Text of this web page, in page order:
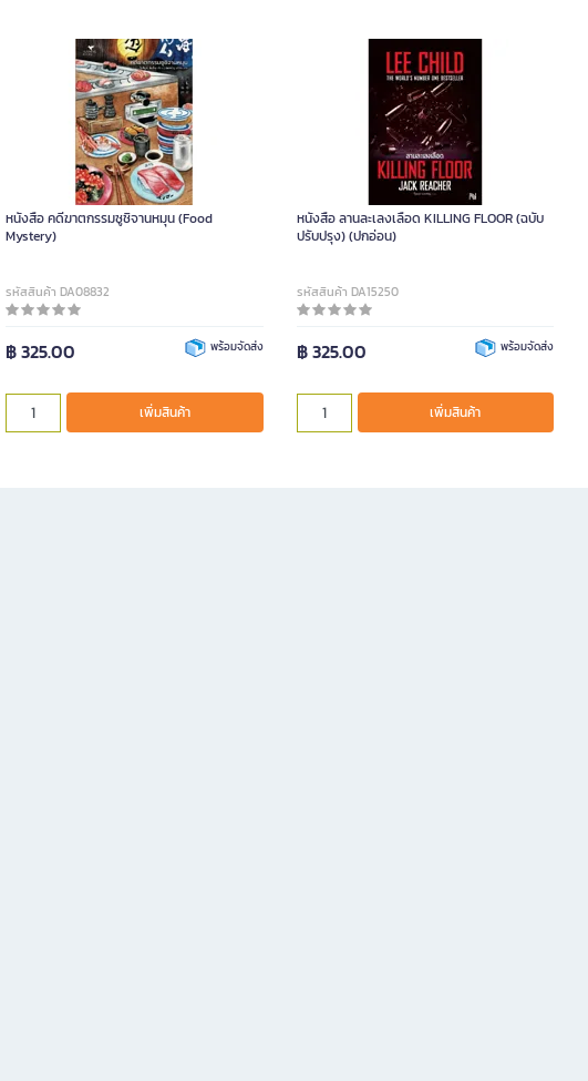
หนังสือ คดีฆาตกรรมซูชิจานหมุน (Food
Mystery)
รหัสสินค้า DA08832
฿ 325.00 พร้อมจัดส่ง
เพิ่มสินค้า
หนังสือ ลานละเลงเลือด KILLING FLOOR (ฉบับ
ปรับปรุง) (ปกอ่อน)
รหัสสินค้า DA15250
฿ 325.00 พร้อมจัดส่ง
เพิ่มสินค้า